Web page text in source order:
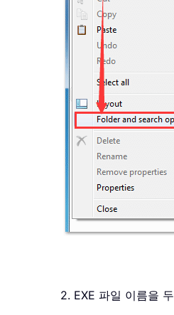
2. EXE 파일 이름을